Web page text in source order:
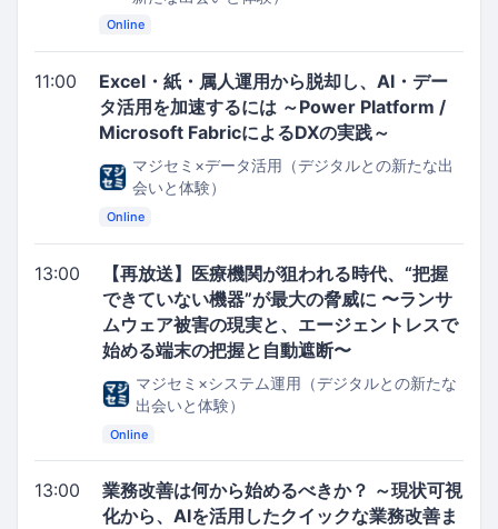
Online
11:00
Excel・紙・属人運用から脱却し、AI・デー
タ活用を加速するには ～Power Platform /
Microsoft FabricによるDXの実践～
マジセミ×データ活用（デジタルとの新たな出
会いと体験）
Online
13:00
【再放送】医療機関が狙われる時代、“把握
できていない機器”が最大の脅威に 〜ランサ
ムウェア被害の現実と、エージェントレスで
始める端末の把握と自動遮断〜
マジセミ×システム運用（デジタルとの新たな
出会いと体験）
Online
13:00
業務改善は何から始めるべきか？ ～現状可視
化から、AIを活用したクイックな業務改善ま